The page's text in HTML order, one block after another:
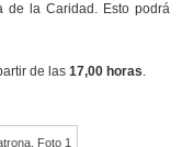
de la Caridad. Esto podrá
de las 17,00 horas